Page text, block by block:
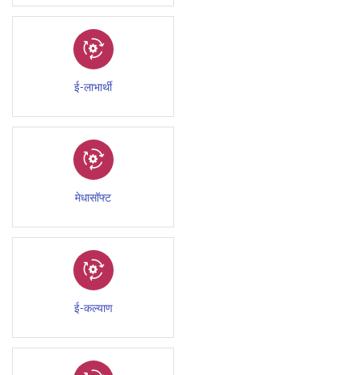
ई-लाभार्थी
मेधासॉफ्ट
ई-कल्याण